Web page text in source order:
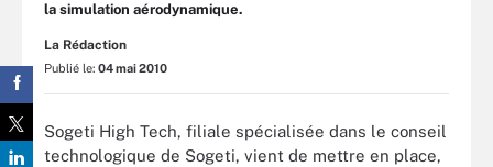
la simulation aérodynamique.
La Rédaction
Publié le: 04 mai 2010
Sogeti High Tech, filiale spécialisée dans le conseil
technologique de Sogeti, vient de mettre en place,